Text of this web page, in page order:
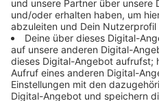
2025) legt OB Stephan
Jüdischen Gemeinde
Toulouser Allee/Ecke
1. Februar 2025 gedenkt
des Nationalsozialismus
Ulm unter dem Motto "Nie